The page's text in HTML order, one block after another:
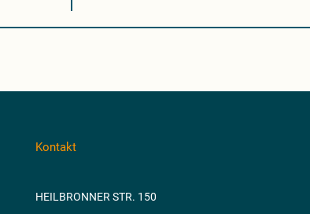
Kontakt
HEILBRONNER STR. 150